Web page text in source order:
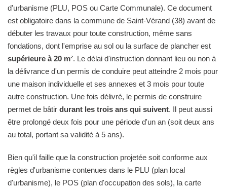
d'urbanisme (PLU, POS ou Carte Communale). Ce document
est obligatoire dans la commune de Saint-Vérand (38) avant de
débuter les travaux pour toute construction, même sans
fondations, dont l'emprise au sol ou la surface de plancher est
supérieure à 20 m². Le délai d'instruction donnant lieu ou non à
la délivrance d'un permis de conduire peut atteindre 2 mois pour
une maison individuelle et ses annexes et 3 mois pour toute
autre construction. Une fois délivré, le permis de construire
permet de bâtir durant les trois ans qui suivent. Il peut aussi
être prolongé deux fois pour une période d'un an (soit deux ans
au total, portant sa validité à 5 ans).
Bien qu'il faille que la construction projetée soit conforme aux
règles d'urbanisme contenues dans le PLU (plan local
d'urbanisme), le POS (plan d'occupation des sols), la carte